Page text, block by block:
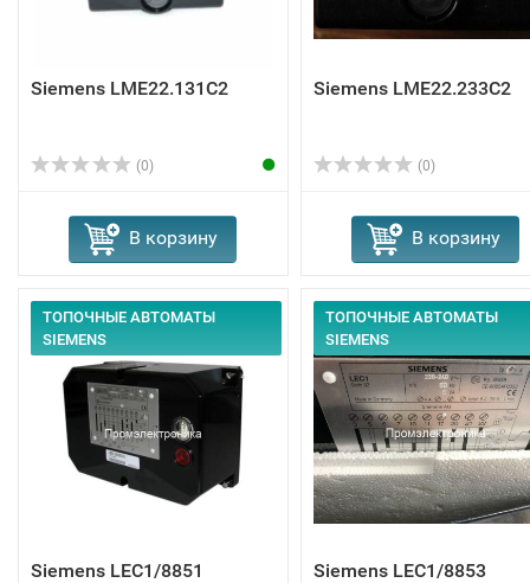
Siemens LME22.131C2
(0)
В корзину
Siemens LME22.233C2
(0)
В корзину
ТОПОЧНЫЕ АВТОМАТЫ
SIEMENS
Siemens LEC1/8851
ТОПОЧНЫЕ АВТОМАТЫ
SIEMENS
Siemens LEC1/8853